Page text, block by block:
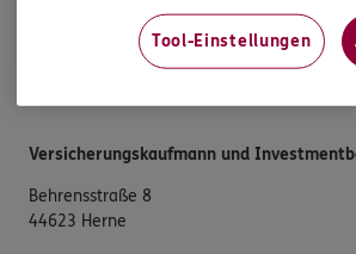
Versicherungskaufmann und
Behrensstraße 8
44623 Herne
Tool-Einstellungen